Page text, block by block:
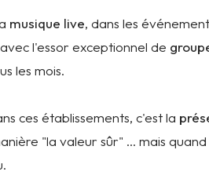
musique live, dans les
l'essor exceptionnel de
les mois.
ces établissements, c'est la
"la valeur sûr" ... mais quand